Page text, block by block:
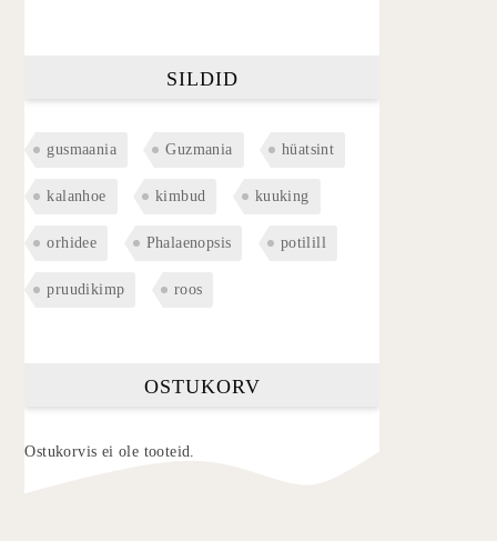
SILDID
gusmaania Guzmania hüatsint
kalanhoe kimbud kuuking
orhidee Phalaenopsis potilill
pruudikimp roos
OSTUKORV
Ostukorvis ei ole tooteid.